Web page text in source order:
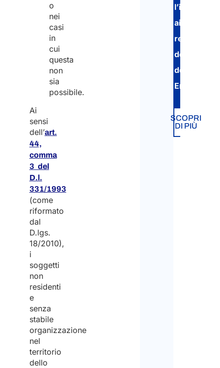
o
nei
casi
in
cui
questa
non
sia
possibile.
Ai
sensi
dell’art.
44,
comma
3 del
D.l.
331/1993
(come
riformato
dal
D.lgs.
18/2010),
i
soggetti
non
residenti
e
senza
stabile
organizzazione
nel
territorio
dello
l’iscrizione
ai
registri
delle
Entrate
SCOPRI
DI PIÙ